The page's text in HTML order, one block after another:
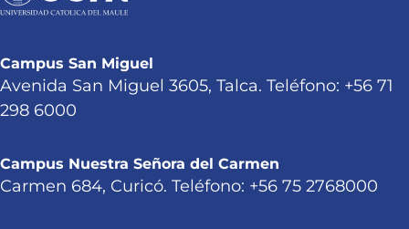
Campus San Miguel
Avenida San Miguel 3605, Talca. Teléfono: +56 71
298 6000
Campus Nuestra Señora del Carmen
Carmen 684, Curicó. Teléfono: +56 75 2768000